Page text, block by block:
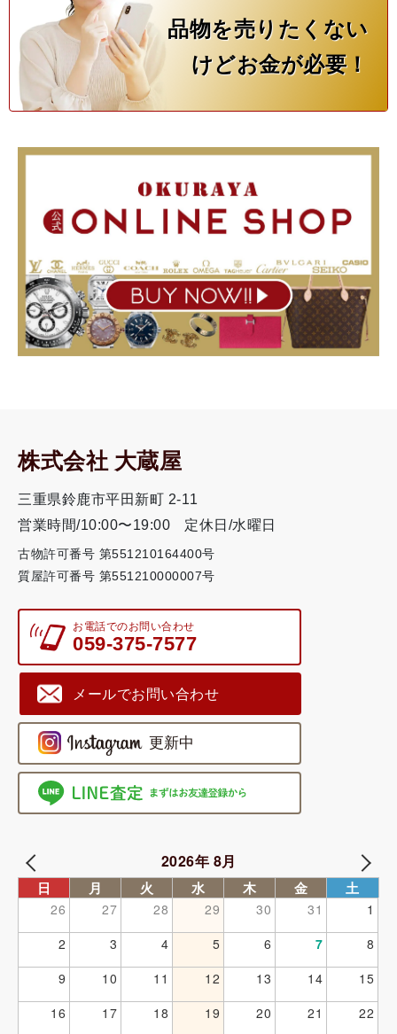
品物を売りたくない
けどお金が必要！
株式会社 大蔵屋
三重県鈴鹿市平田新町 2-11
営業時間/10:00〜19:00
定休日/水曜日
古物許可番号 第551210164400号
質屋許可番号 第551210000007号
お電話でのお問い合わせ
059-375-7577
メールでお問い合わせ
2026年 8月
日 月 火 水 木 金 土
26 27 28 29 30 31
1
2
3 4 5 6 7
8
9
10 11 12 13 14
15
16
17 18 19 20 21
22